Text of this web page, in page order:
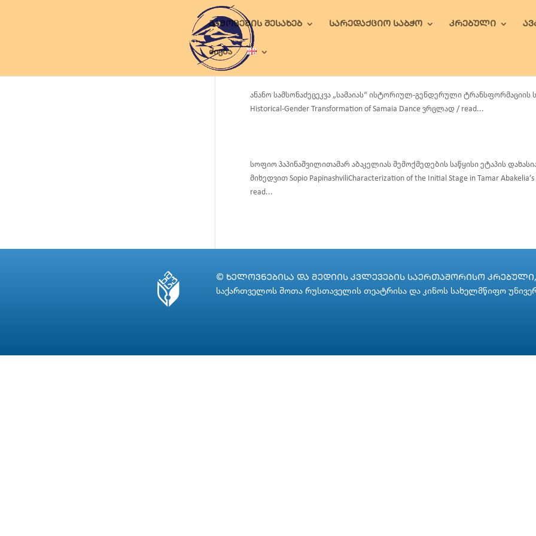
ᲒᲐᲛᲝᲪᲔᲛᲘᲡ ᲨᲔᲡᲐᲮᲔᲑ ᲡᲐᲠᲔᲓᲐᲥᲪᲘᲝ ᲡᲐᲑᲭᲝ ᲙᲠᲔᲑᲣᲚᲘ
ძიება
ანანო სამსონაძეცეკვა „სამაიას“ ისტორიულ-გენდერული ტრანსფორმაციის
Historical-Gender Transformation of Samaia Dance ვრცლად / read...
სოფიო პაპინაშვილითამარ აბაკელიას შემოქმედების საწყისი ეტაპის
მიხედვით Sopio PapinashviliCharacterization of the Initial Stage in Tamar
read...
© ᲮᲔᲚᲝᲕᲜᲔᲑᲘᲡᲐ ᲓᲐ ᲛᲔᲓᲘᲘᲡ ᲙᲕᲚᲔᲕᲔᲑᲘᲡ ᲡᲐᲔᲠᲗᲐᲨᲝᲠᲘᲡᲝ ᲙᲠᲔᲑᲣᲚᲘ,
საქართველოს შოთა რუსთაველის თეატრისა და კინოს სახელმწიფო